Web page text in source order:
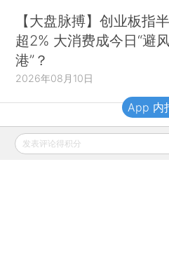
【大盘脉搏】创业板指
超2% 大消费成今日“避风
港”？
2026年08月10日
财新移动
发表评论得积分
App 内